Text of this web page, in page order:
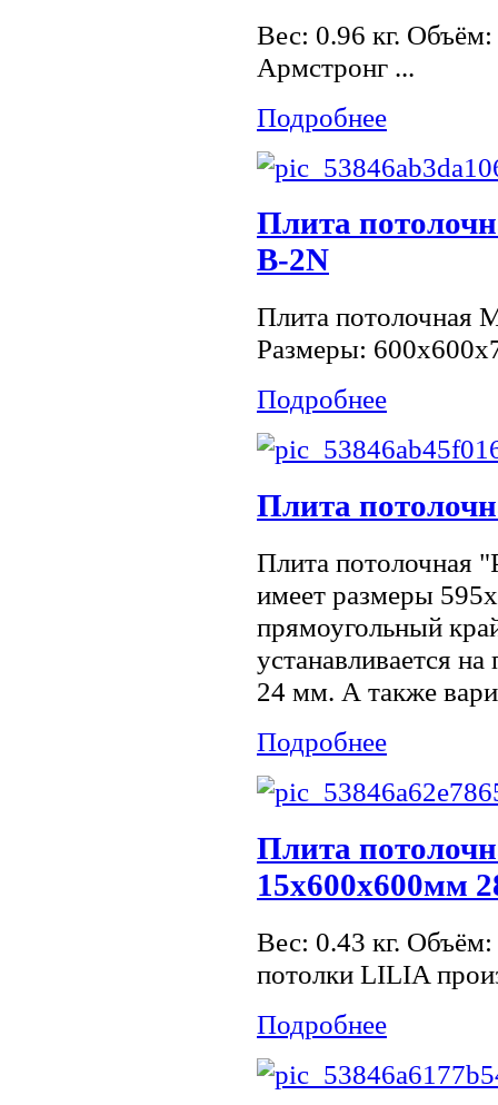
Вес: 0.96 кг.
Армстронг ...
Подробнее
Плита
B-2N
Плита потолочная
Размеры:
Подробнее
Плита
Плита потолочная
имеет размеры
прямоугольный
устанавливается
24 мм. А также
Подробнее
Плита
15х600х600мм
Вес: 0.43 кг.
потолки LILIA
Подробнее